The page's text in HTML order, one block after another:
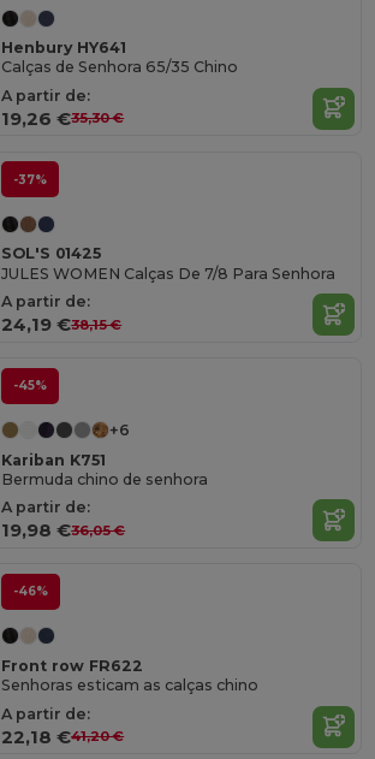
Henbury HY641
Calças de Senhora 65/35 Chino
A partir de:
19,26 €35,30 €
-37%
SOL'S 01425
JULES WOMEN Calças De 7/8 Para Senhora
A partir de:
24,19 €38,15 €
-45%
+6
Kariban K751
Bermuda chino de senhora
A partir de:
19,98 €36,05 €
-46%
Front row FR622
Senhoras esticam as calças chino
A partir de:
22,18 €41,20 €